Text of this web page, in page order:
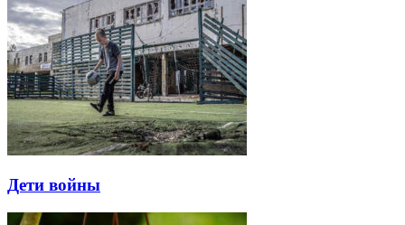
Дети войны